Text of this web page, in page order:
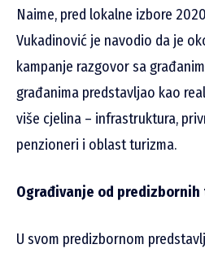
Naime, pred lokalne izbore
Vukadinović je navodio da je
kampanje razgovor sa
građanima predstavljao kao
više cjelina – infrastruktura,
penzioneri i oblast turizma.
Ograđivanje od predizbornih
U svom predizbornom